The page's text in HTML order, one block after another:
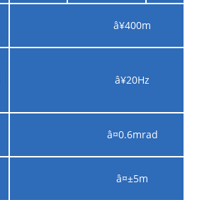
â¥400m
â¥20Hz
â¤0.6mrad
â¤±5m